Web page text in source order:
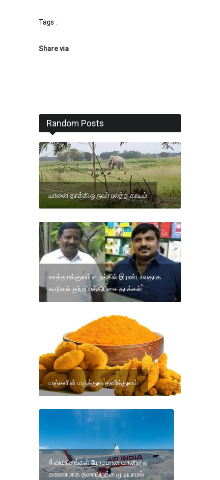
Tags :
Share via
Random Posts
யானை தாக்கி ஒருவா் பலத்த காயம்
சாத்தான்குளம் வழக்கில் இரண்டாவதாக
கூடுதல் குற்றப்பத்திரிகை தாக்கல்.
மஞ்சளின் மருத்துவ தனித்துவம்
4 விமானங்கள் மோசமான வானிலை
காரணமாக தரையிறங்க முடியாமல்